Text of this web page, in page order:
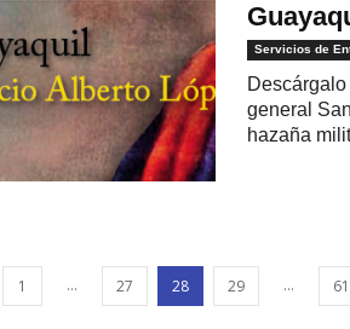
Servicios de
general
hazaña
1 ... 27 28 29 ... 61